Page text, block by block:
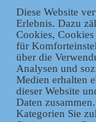
Datenschutz
Diese Website
Erlebnis. Dazu
Cookies,
für
über die
Analysen und
Medien erhalten
dieser Website
Daten
Kategorien Sie